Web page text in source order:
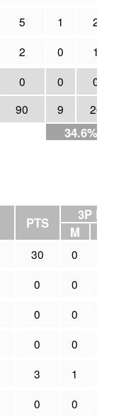
5 1
2
2 0 1
0 0 0
90 9 26
34.6%
PTS
3P FG
M
30 0
0 0
0 0
0 0
3 1
0 0